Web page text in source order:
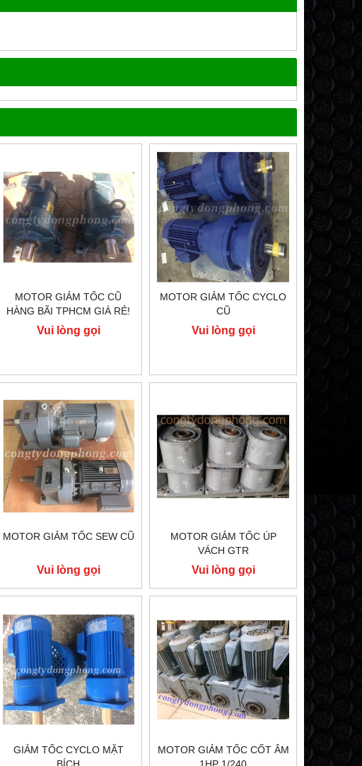
MOTOR GIẢM TỐC CŨ
HÀNG BÃI TPHCM GIÁ RẺ!
Vui lòng gọi
MOTOR GIẢM TỐC CYCLO
CŨ
Vui lòng gọi
MOTOR GIẢM TỐC SEW CŨ
Vui lòng gọi
MOTOR GIẢM TỐC ÚP
VÁCH GTR
Vui lòng gọi
GIẢM TỐC CYCLO MẶT
MOTOR GIẢM TỐC CỐT ÂM